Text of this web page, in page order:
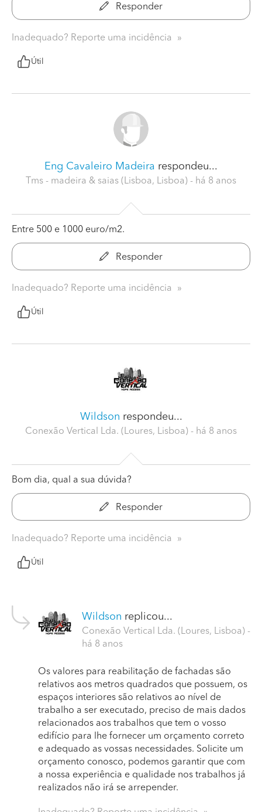
Responder
Inadequado? Reporte uma incidência
Útil
Eng Cavaleiro Madeira respondeu...
Tms - madeira & saias (Lisboa, Lisboa) - há 8 anos
Entre 500 e 1000 euro/m2.
Responder
Inadequado? Reporte uma incidência
Útil
Wildson respondeu...
Conexão Vertical Lda. (Loures, Lisboa) - há 8 anos
Bom dia, qual a sua dúvida?
Responder
Inadequado? Reporte uma incidência
Útil
Wildson replicou...
Conexão Vertical Lda. (Loures, Lisboa) -
há 8 anos
Os valores para reabilitação de fachadas são
relativos aos metros quadrados que possuem, os
espaços interiores são relativos ao nível de
trabalho a ser executado, preciso de mais dados
relacionados aos trabalhos que tem o vosso
edifício para lhe fornecer um orçamento correto
e adequado as vossas necessidades. Solicite um
orçamento conosco, podemos garantir que com
a nossa experiência e qualidade nos trabalhos já
realizados não irá se arrepender.